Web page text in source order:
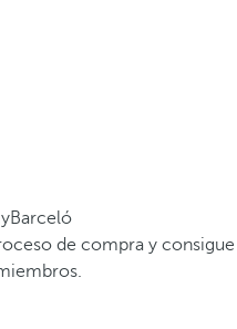
de compra y consigue